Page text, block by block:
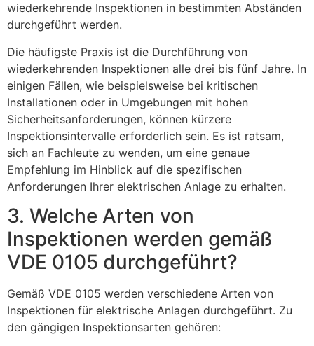
wiederkehrende Inspektionen in bestimmten Abständen
durchgeführt werden.
Die häufigste Praxis ist die Durchführung von
wiederkehrenden Inspektionen alle drei bis fünf Jahre. In
einigen Fällen, wie beispielsweise bei kritischen
Installationen oder in Umgebungen mit hohen
Sicherheitsanforderungen, können kürzere
Inspektionsintervalle erforderlich sein. Es ist ratsam,
sich an Fachleute zu wenden, um eine genaue
Empfehlung im Hinblick auf die spezifischen
Anforderungen Ihrer elektrischen Anlage zu erhalten.
3. Welche Arten von
Inspektionen werden gemäß
VDE 0105 durchgeführt?
Gemäß VDE 0105 werden verschiedene Arten von
Inspektionen für elektrische Anlagen durchgeführt. Zu
den gängigen Inspektionsarten gehören: